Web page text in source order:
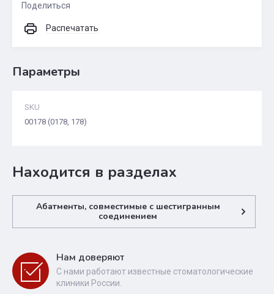
Поделиться
Распечатать
Параметры
SKU
00178 (0178, 178)
Находится в разделах
Абатменты, совместимые с шестигранным
соединением
Нам доверяют
С нами работают известные стоматологические
клиники России.